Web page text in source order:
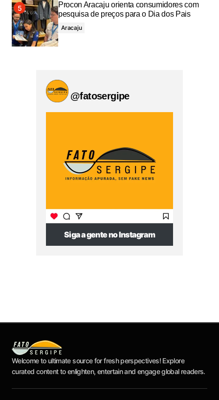
Procon Aracaju orienta consumidores com
pesquisa de preços para o Dia dos Pais
Aracaju
@fatosergipe
Siga a gente no Instagram
Welcome to ultimate source for fresh perspectives! Explore
curated content to enlighten, entertain and engage global readers.